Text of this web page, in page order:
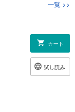
一覧 >>
カート
試し読み